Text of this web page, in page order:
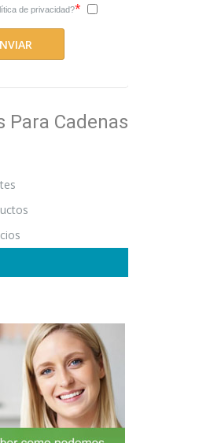
de privacidad?*
Para Cadenas